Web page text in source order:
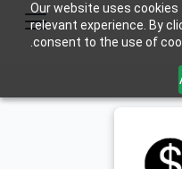
Our website uses
relevant experience. By
consent to the use of